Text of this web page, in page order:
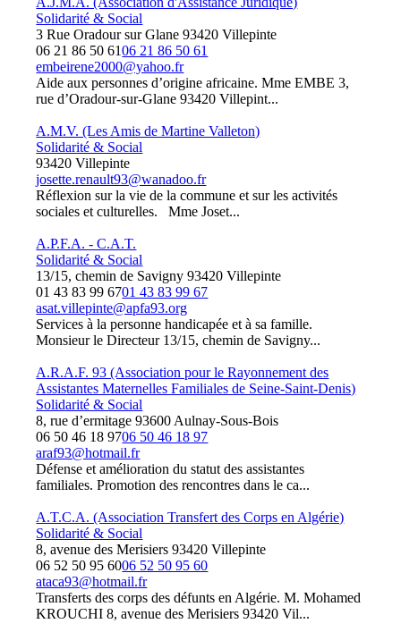
Solidarité & Social
3 Rue Oradour sur Glane 93420 Villepinte
06 21 86 50 6106 21 86 50 61
embeirene2000@yahoo.fr
Aide aux personnes d’origine africaine. Mme EMBE 3,
rue d’Oradour-sur-Glane 93420 Villepint...
A.M.V. (Les Amis de Martine Valleton)
Solidarité & Social
93420 Villepinte
josette.renault93@wanadoo.fr
Réflexion sur la vie de la commune et sur les activités
sociales et culturelles. Mme Joset...
A.P.F.A. - C.A.T.
Solidarité & Social
13/15, chemin de Savigny 93420 Villepinte
01 43 83 99 6701 43 83 99 67
asat.villepinte@apfa93.org
Services à la personne handicapée et à sa famille.
Monsieur le Directeur 13/15, chemin de Savigny...
A.R.A.F. 93 (Association pour le Rayonnement des
Assistantes Maternelles Familiales de Seine-Saint-Denis)
Solidarité & Social
8, rue d’ermitage 93600 Aulnay-Sous-Bois
06 50 46 18 9706 50 46 18 97
araf93@hotmail.fr
Défense et amélioration du statut des assistantes
familiales. Promotion des rencontres dans le ca...
A.T.C.A. (Association Transfert des Corps en Algérie)
Solidarité & Social
8, avenue des Merisiers 93420 Villepinte
06 52 50 95 6006 52 50 95 60
ataca93@hotmail.fr
Transferts des corps des défunts en Algérie. M. Mohamed
KROUCHI 8, avenue des Merisiers 93420 Vil...